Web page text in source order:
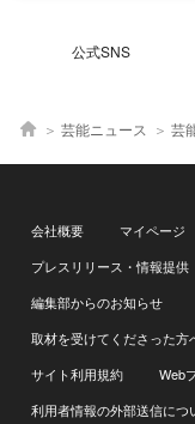
公式SNS
芸能ニュース 芸
会社概要 マイページ
プレスリリース・情報提供
編集部からのお知らせ
取材を受けてくださった方
サイト利用規約
Web
利用者情報の外部送信につ